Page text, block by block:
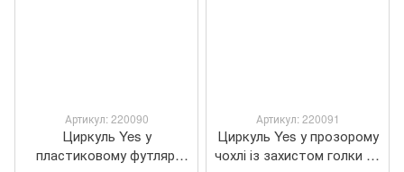
Артикул: 220090
Циркуль Yes у
пластиковому футлярі
Артикул: 220091
Циркуль Yes у прозорому
чохлі із захистом голки та